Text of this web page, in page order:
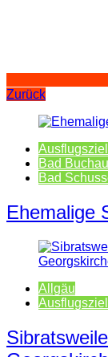
Zurück
Bad Buchau
Bad
Ehemalige
Allgäu